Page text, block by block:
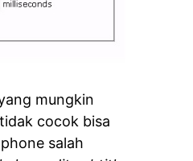
mungkin
cocok bisa
salah